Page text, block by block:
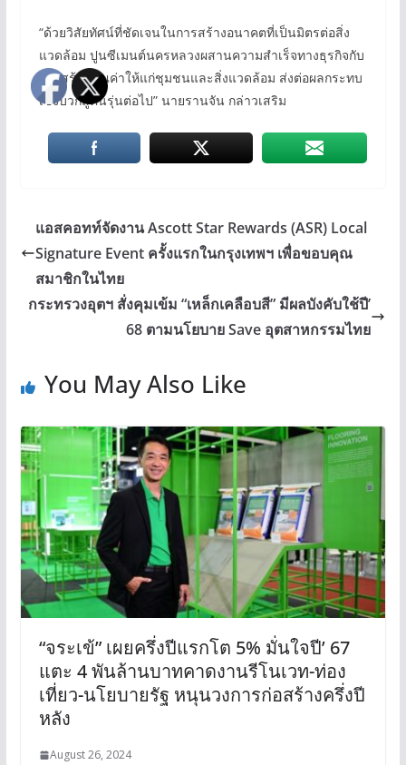
“ด้วยวิสัยทัศน์ที่ชัดเจนในการสร้างอนาคตที่เป็นมิตรต่อสิ่ง
แวดล้อม ปูนซีเมนต์นครหลวงผสานความสำเร็จทางธุรกิจกับ
การสร้างคุณค่าให้แก่ชุมชนและสิ่งแวดล้อม ส่งต่อผลกระทบ
เชิงบวกสู่คนรุ่นต่อไป” นายรานจัน กล่าวเสริม
แอสคอทท์จัดงาน Ascott Star Rewards (ASR) Local
Signature Event ครั้งแรกในกรุงเทพฯ เพื่อขอบคุณ
สมาชิกในไทย
กระทรวงอุตฯ สั่งคุมเข้ม “เหล็กเคลือบสี” มีผลบังคับใช้ปี’
68 ตามนโยบาย Save อุตสาหกรรมไทย
You May Also Like
“จระเข้” เผยครึ่งปีแรกโต 5% มั่นใจปี’ 67
แตะ 4 พันล้านบาทคาดงานรีโนเวท-ท่อง
เที่ยว-นโยบายรัฐ หนุนวงการก่อสร้างครึ่งปี
หลัง
August 26, 2024